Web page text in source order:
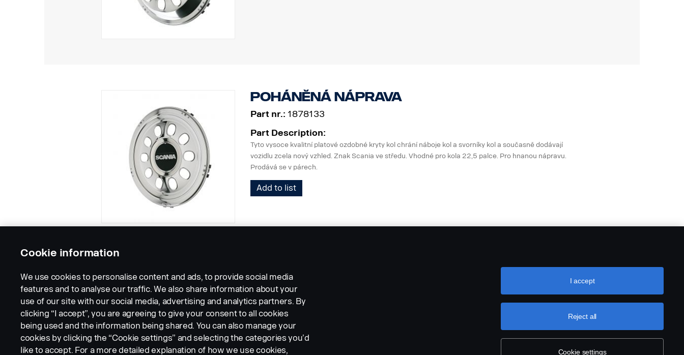
Poháněná náprava
Part nr.: 1878133
Part Description:
Tyto vysoce kvalitní platové ozdobné kryty kol chrání náboje kol a svorníky kol a současně dodávají
vozidlu zcela nový vzhled. Znak Scania ve středu. Vhodné pro kola 22,5 palce. Pro hnanou nápravu.
Prodává se v párech.
Add to list
LEGAL NOTICE COOKIES PRIVACY STATEMENT
Cookie information
We use cookies to personalise content and ads, to provide social media
features and to analyse our traffic. We also share information about your
use of our site with our social media, advertising and analytics partners. By
clicking “I accept”, you are agreeing to give your consent to all cookies
being used and the information being shared. You can also manage your
cookies by clicking the “Cookie settings” and selecting the categories you’d
like to accept. For a more detailed explanation of how we use cookies,
Cookie settings
Reject all
I accept